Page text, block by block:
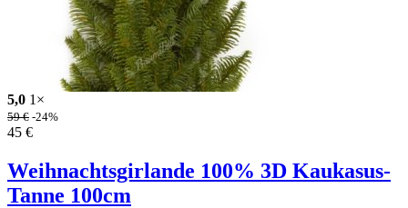
5,0 1×
59€ -24%
45 €
Weihnachtsgirlande 100% 3D Kaukasus-
Tanne 100cm